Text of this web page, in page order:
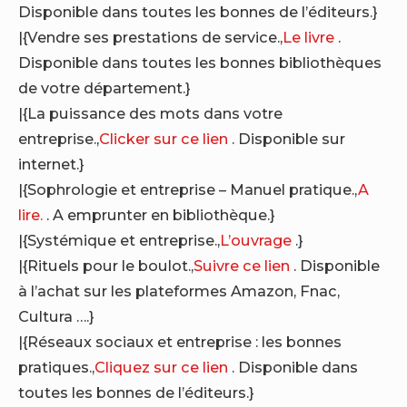
Disponible dans toutes les bonnes de l’éditeurs.}
|{Vendre ses prestations de service.,Le livre .
Disponible dans toutes les bonnes bibliothèques
de votre département.}
|{La puissance des mots dans votre
entreprise.,Clicker sur ce lien . Disponible sur
internet.}
|{Sophrologie et entreprise – Manuel pratique.,A
lire. . A emprunter en bibliothèque.}
|{Systémique et entreprise.,L’ouvrage .}
|{Rituels pour le boulot.,Suivre ce lien . Disponible
à l’achat sur les plateformes Amazon, Fnac,
Cultura ….}
|{Réseaux sociaux et entreprise : les bonnes
pratiques.,Cliquez sur ce lien . Disponible dans
toutes les bonnes de l’éditeurs.}